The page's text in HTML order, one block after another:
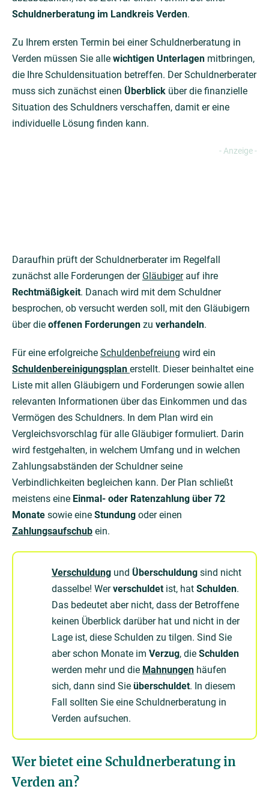
Schuldnerberatung im Landkreis Verden.
Zu Ihrem ersten Termin bei einer Schuldnerberatung in
Verden müssen Sie alle wichtigen Unterlagen mitbringen,
die Ihre Schuldensituation betreffen. Der Schuldnerberater
muss sich zunächst einen Überblick über die finanzielle
Situation des Schuldners verschaffen, damit er eine
individuelle Lösung finden kann.
Daraufhin prüft der Schuldnerberater im Regelfall
zunächst alle Forderungen der Gläubigerauf ihre
Rechtmäßigkeit. Danach wird mit dem Schuldner
besprochen, ob versucht werden soll, mit den Gläubigern
über die offenen Forderungen zu verhandeln.
Für eine erfolgreiche Schuldenbefreiung wird ein
Schuldenbereinigungsplan erstellt. Dieser beinhaltet eine
Liste mit allen Gläubigern und Forderungen sowie allen
relevanten Informationen über das Einkommen und das
Vermögen des Schuldners. In dem Plan wird ein
Vergleichsvorschlag für alle Gläubiger formuliert. Darin
wird festgehalten, in welchem Umfang und in welchen
Zahlungsabständen der Schuldner seine
Verbindlichkeiten begleichen kann. Der Plan schließt
meistens eine Einmal- oder Ratenzahlung über 72
Monate sowie eine Stundung oder einen
Zahlungsaufschub ein.
Verschuldung und Überschuldung sind nicht
dasselbe! Werverschuldetist, hat Schulden.
Das bedeutet aber nicht, dass der Betroffene
keinen Überblick darüber hat und nicht in der
Lage ist, diese Schulden zu tilgen. Sind Sie
aber schon Monate im Verzug, die Schulden
werden mehr und die Mahnungen häufen
sich, dann sind Sie überschuldet. In diesem
Fall sollten Sie eine Schuldnerberatung in
Verden aufsuchen.
Wer bietet eine Schuldnerberatung in
Verden an?